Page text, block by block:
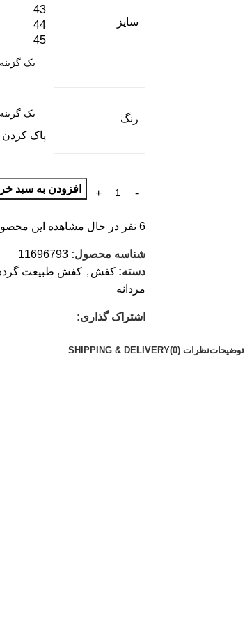
سایز
43
44
45
رنگ
پاک کردن
افزودن به سبد
6 نفر در حال مشاهده این
شناسه محصول: 11696793
دسته: کفش , کفش طبیعت
مردانه
اشتراک گذاری:
توضیحاتنظرات (0) SHIPPING & DELIVERY